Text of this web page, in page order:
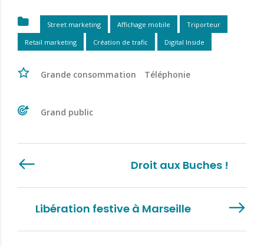
Street marketing Affichage mobile
Triporteur
Retail marketing
Création de trafic Digital Inside
Grande consommation Téléphonie
Grand public
Droit aux Buches !
Libération festive à Marseille